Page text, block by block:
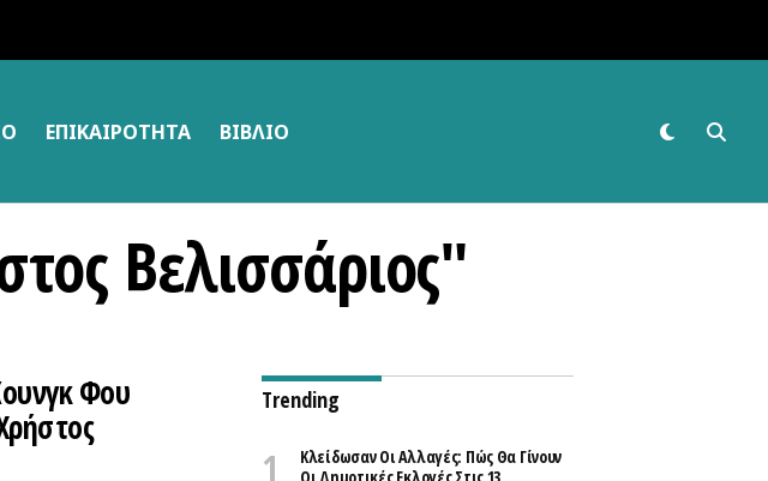
ΕΠΙΚΑΙΡΌΤΗΤΑ ΒΙΒΛΊΟ
Βελισσάριος"
Φου
Trending
Κλείδωσαν Οι Αλλαγές: Πώς Θα Γίνουν